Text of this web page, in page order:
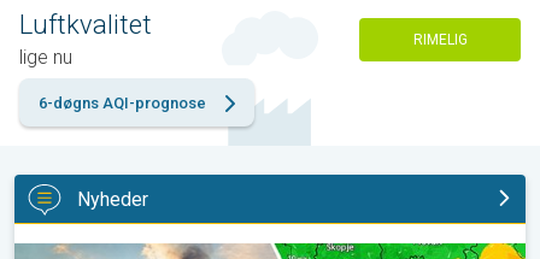
Luftkvalitet
lige nu
RIMELIG
6-døgns AQI-prognose
Nyheder